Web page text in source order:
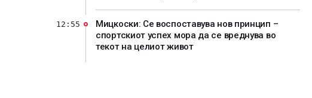
Мицкоски: Се воспоставува нов принцип –
спортскиот успех мора да се вреднува во
текот на целиот живот
12:55